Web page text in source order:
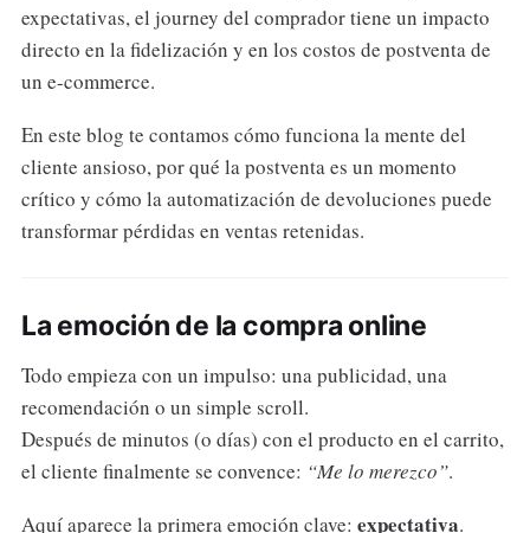
expectativas, el journey del comprador tiene un impacto
directo en la fidelización y en los costos de postventa de
un e-commerce.
En este blog te contamos cómo funciona la mente del
cliente ansioso, por qué la postventa es un momento
crítico y cómo la automatización de devoluciones puede
transformar pérdidas en ventas retenidas.
La emoción de la compra online
Todo empieza con un impulso: una publicidad, una
recomendación o un simple scroll.
Después de minutos (o días) con el producto en el carrito,
el cliente finalmente se convence: “Me lo merezco”.
Aquí aparece la primera emoción clave: expectativa.